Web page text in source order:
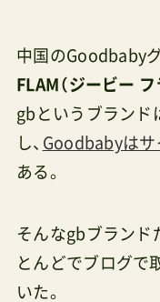
中国のGoodbaby
FLAM（ジービー フ
gbというブランド
し、 Goodbabyはサ
ある。
そんなgbブランド
とんどでブログで
いた。